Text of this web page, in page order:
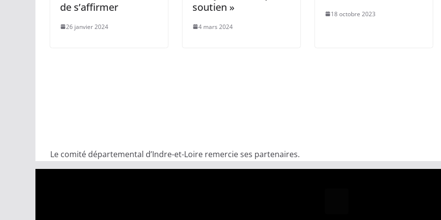
de s’affirmer
26 janvier 2024
soutien »
4 mars 2024
18 octobre 2023
Le comité départemental d’Indre-et-Loire remercie ses partenaires.